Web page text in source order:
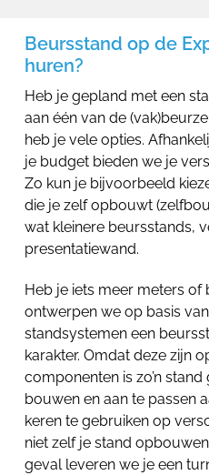
Beursstand op de
huren?
Heb je gepland met een
aan één van de
heb je vele opties.
je budget bieden we je
Zo kun je bijvoorbeeld
die je zelf opbouwt
wat kleinere beursstands,
presentatiewand.
Heb je iets meer meters
ontwerpen we op basis
standsystemen een
karakter. Omdat deze zijn
componenten is zo’n
bouwen en aan te passen
keren te gebruiken op
niet zelf je stand
geval leveren we je een